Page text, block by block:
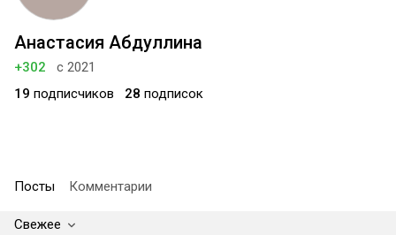
Анастасия Абдуллина
+302
с 2021
19 подписчиков 28 подписок
Посты Комментарии
Свежее